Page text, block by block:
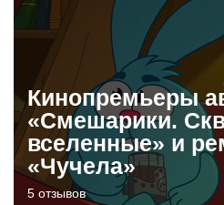
Кинопремьеры
«Смешарики.
вселенные» и
«Чучела»
5 отзывов